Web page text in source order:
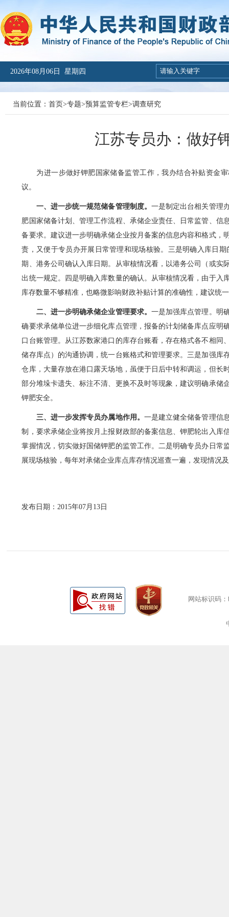
2026年08月06日 星期四
当前位置： 首页>专题>预算监管专栏>调查研究
江苏专员办：做好
为进一步做好钾肥国家储备监管工作，我办结合补贴资金审
议。
一、进一步统一规范储备管理制度。 一是制定出台相关管理
肥国家储备计划、管理工作流程、承储企业责任、日常监管、
备要求。建议进一步明确承储企业按月备案的信息内容和格式
责，又便于专员办开展日常管理和现场核验。三是明确入库日
期、港务公司确认入库日期。从审核情况看，以港务公司（或
出统一规定。四是明确入库数量的确认。从审核情况看，由于
库存数量不够精准，也略微影响财政补贴计算的准确性，建议统
二、进一步明确承储企业管理要求。 一是加强库点管理。明
确要求承储单位进一步细化库点管理，报备的计划储备库点应
口台账管理。从江苏数家港口的库存台账看，存在格式各不相
储存库点）的沟通协调，统一台账格式和管理要求。三是加强
仓库，大量存放在港口露天场地，虽便于日后中转和调运，但
部分堆垛卡遗失、标注不清、更换不及时等现象，建议明确承
钾肥安全。
三、进一步发挥专员办属地作用。 一是建立健全储备管理信
制，要求承储企业将按月上报财政部的备案信息、钾肥轮出入
掌握情况，切实做好国储钾肥的监管工作。二是明确专员办日
展现场核验，每年对承储企业库点库存情况巡查一遍，发现情况
发布日期：2015年07月13日
网站标识码